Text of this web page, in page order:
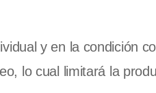
y en la condición
lo cual limitará la